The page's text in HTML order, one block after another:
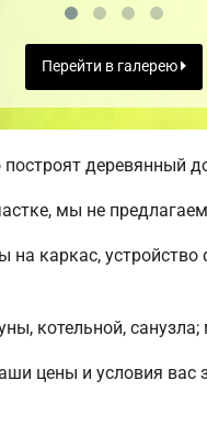
Перейти в галерею
деревянный
мы не
на каркас,
котельной,
цены и условия